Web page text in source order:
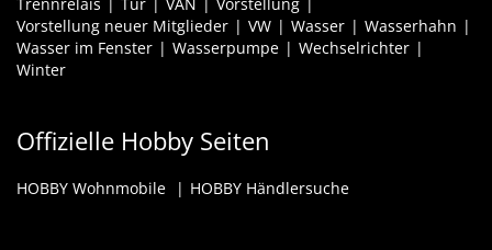
Vorstellung neuer Mitglieder
VW Wasser
Wasserhahn
Wasser im Fenster
Wasserpumpe
Wechselrichter
Winter
Offizielle Hobby Seiten
HOBBY Wohnmobile HOBBY Händlersuche